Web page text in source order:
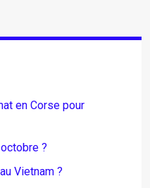
en Corse pour
?
Vietnam ?